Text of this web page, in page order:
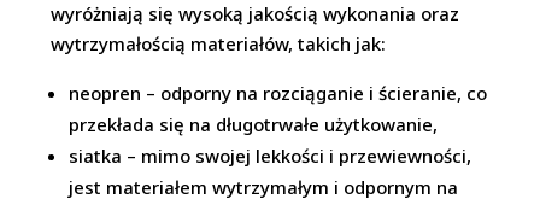
wyróżniają się wysoką jakością wykonania oraz
wytrzymałością materiałów, takich jak:
neopren – odporny na rozciąganie i ścieranie, co
przekłada się na długotrwałe użytkowanie,
siatka – mimo swojej lekkości i przewiewności,
jest materiałem wytrzymałym i odpornym na